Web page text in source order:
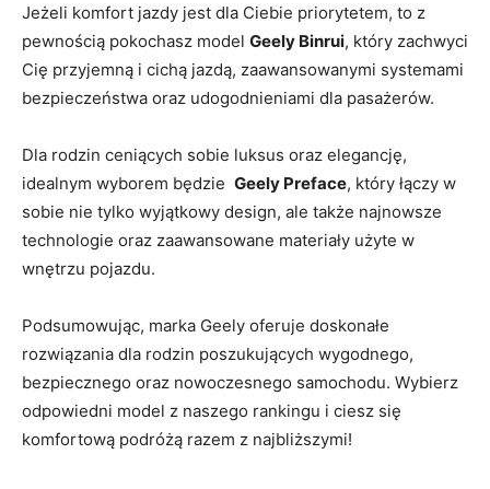
Jeżeli komfort jazdy ⁤jest dla Ciebie priorytetem, to z
pewnością pokochasz model Geely Binrui, który zachwyci
Cię przyjemną i ‌cichą jazdą, zaawansowanymi systemami
bezpieczeństwa oraz udogodnieniami dla pasażerów.
Dla rodzin ceniących sobie luksus oraz elegancję,
idealnym wyborem będzie ⁤ Geely Preface, który łączy w
sobie nie tylko wyjątkowy⁢ design, ale także najnowsze
technologie oraz ⁤zaawansowane materiały użyte w
wnętrzu pojazdu.
Podsumowując, marka Geely ‌oferuje doskonałe
rozwiązania dla rodzin‌ poszukujących wygodnego,
bezpiecznego oraz ⁢nowoczesnego samochodu. Wybierz⁣
odpowiedni model z ‍naszego rankingu i ciesz się
komfortową podróżą razem z najbliższymi!